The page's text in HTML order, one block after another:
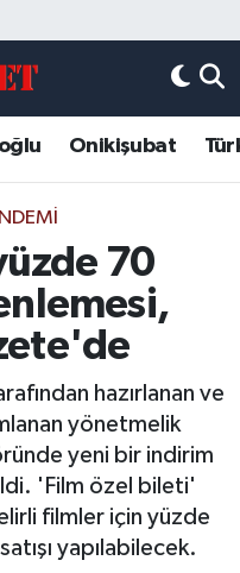
Onikişubat
70
hazırlanan ve
yönetmelik
yeni bir indirim
'Film özel bileti'
filmler için yüzde
yapılabilecek.
Eczaneler
Haritası
Fikstür